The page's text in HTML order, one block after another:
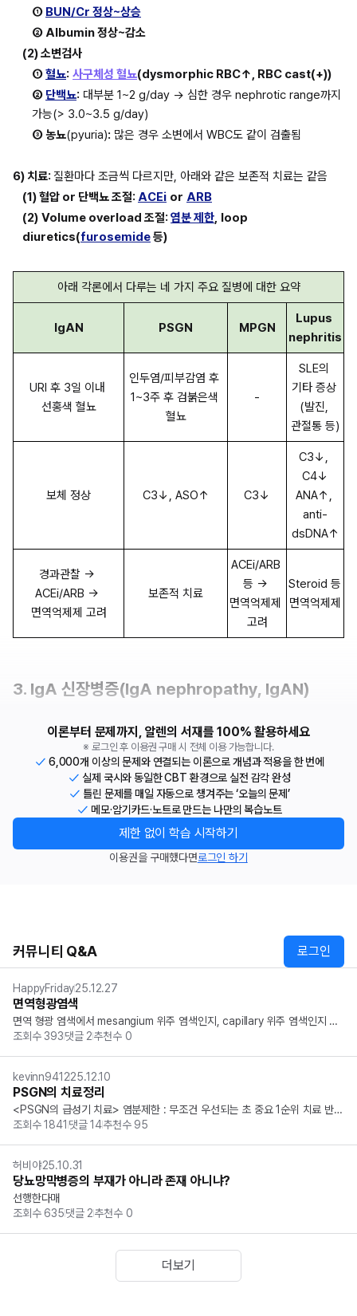
① BUN/Cr 정상~상승
② Albumin 정상~감소
(2) 소변검사
① 혈뇨: 사구체성 혈뇨(dysmorphic RBC↑, RBC cast(+))
② 단백뇨: 대부분 1~2 g/day → 심한 경우 nephrotic range까지
가능(> 3.0~3.5 g/day)
③ 농뇨(pyuria): 많은 경우 소변에서 WBC도 같이 검출됨
6) 치료: 질환마다 조금씩 다르지만, 아래와 같은 보존적 치료는 같음
(1) 혈압 or 단백뇨 조절: ACEi or ARB
(2) Volume overload 조절: 염분 제한, loop
diuretics(furosemide 등)
아래 각론에서 다루는 네 가지 주요 질병에 대한 요약
IgAN PSGN MPGN
Lupus
nephritis
URI 후 3일 이내
선홍색 혈뇨
인두염/피부감염 후
1~3주 후 검붉은색
혈뇨
-
SLE의
기타 증상
(발진,
관절통 등)
보체 정상 C3↓, ASO↑ C3↓
C3↓,
C4↓
ANA↑,
anti-
dsDNA↑
경과관찰 →
ACEi/ARB →
면역억제제 고려
보존적 치료
ACEi/ARB
등 →
면역억제제
고려
Steroid 등
면역억제제
3. IgA 신장병증(IgA nephropathy, IgAN)
이론부터 문제까지, 알렌의 서재를 100% 활용하세요
※ 로그인 후 이용권 구매 시 전체 이용 가능합니다.
6,000개 이상의 문제와 연결되는 이론으로 개념과 적용을 한 번에
실제 국시와 동일한 CBT 환경으로 실전 감각 완성
틀린 문제를 매일 자동으로 챙겨주는 ‘오늘의 문제’
메모·암기카드·노트로 만드는 나만의 복습노트
제한 없이 학습 시작하기
이용권을 구매했다면로그인 하기
커뮤니티 Q&A 로그인
HappyFriday25.12.27
면역형광염색
면역 형광 염색에서 mesangium 위주 염색인지, capillary 위주 염색인지 구
별하는 방법을 좀 조언해 주실 분 계실까요? 저는 잘 구별이 안되네요 ㅠㅠ
조회수393댓글 2추천수 0
kevinn941225.12.10
PSGN의 치료정리
<PSGN의 급성기 치료> 염분제한 : 무조건 우선되는 초 중요 1순위 치료 반드
시 한다. Loop diuretics(furosemide) : 약물을 쓴다면 1st line. Psgn 핵심
조회수1841 댓글14추천수 95
허비야25.10.31
당뇨망막병증의 부재가 아니라 존재 아니냐?
선행한다매
조회수 635댓글 2추천수 0
더보기